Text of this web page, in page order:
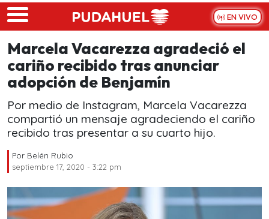
Skip to main content
EN VIVO
Marcela Vacarezza agradeció el
cariño recibido tras anunciar
adopción de Benjamín
Por medio de Instagram, Marcela Vacarezza
compartió un mensaje agradeciendo el cariño
recibido tras presentar a su cuarto hijo.
Por Belén Rubio
septiembre 17, 2020 - 3:22 pm